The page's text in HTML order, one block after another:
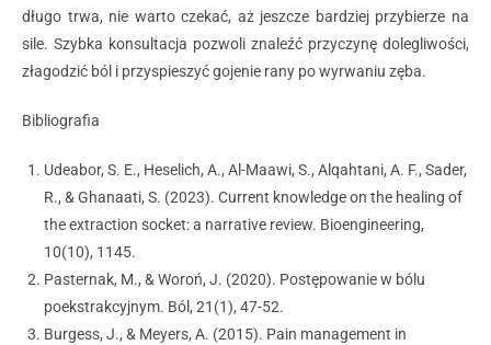
długo trwa, nie warto czekać, aż jeszcze bardziej przybierze na
sile. Szybka konsultacja pozwoli znaleźć przyczynę dolegliwości,
złagodzić ból i przyspieszyć gojenie rany po wyrwaniu zęba.
Bibliografia
Udeabor, S. E., Heselich, A., Al-Maawi, S., Alqahtani, A. F., Sader,
R., & Ghanaati, S. (2023). Current knowledge on the healing of
the extraction socket: a narrative review. Bioengineering,
10(10), 1145.
Pasternak, M., & Woroń, J. (2020). Postępowanie w bólu
poekstrakcyjnym. Ból, 21(1), 47-52.
Burgess, J., & Meyers, A. (2015). Pain management in